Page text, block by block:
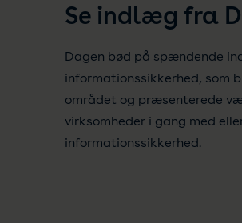
Se indlæg fra
Dagen bød på spændende
informationssikkerhed, som
området og præsenterede
virksomheder i gang med
informationssikkerhed.